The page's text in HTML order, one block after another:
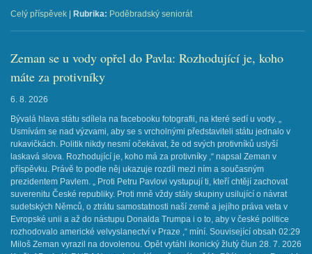
Celý příspěvek Rubrika: Poděbradský seniorát
Zeman se u vody opřel do Pavla: Rozhodující je, koho
máte za protivníky
6. 8. 2026
Bývalá hlava státu sdílela na facebooku fotografii, na které sedí u vody. „
Usmívám se nad výzvami, aby se s vrcholnými představiteli státu jednalo v
rukavičkách. Politik nikdy nesmí očekávat, že od svých protivníků uslyší
laskavá slova. Rozhodující je, koho má za protivníky ,“ napsal Zeman v
příspěvku. Právě to podle něj ukazuje rozdíl mezi ním a současným
prezidentem Pavlem. „ Proti Petru Pavlovi vystupují ti, kteří chtějí zachovat
suverenitu České republiky. Proti mně vždy stály skupiny usilující o návrat
sudetských Němců, o ztrátu samostatnosti naší země a jejího práva veta v
Evropské unii a až do nástupu Donalda Trumpa i o to, aby v české politice
rozhodovalo americké velvyslanectví v Praze ,“ míní. Související obsah 02:29
Miloš Zeman vyrazil na dovolenou. Opět vytáhl ikonický žlutý člun 28. 7. 2026